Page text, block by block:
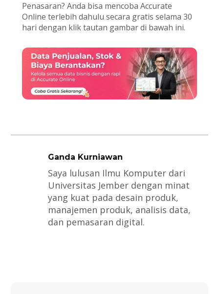
Penasaran? Anda bisa mencoba Accurate
Online terlebih dahulu secara gratis selama 30
hari dengan klik tautan gambar di bawah ini.
Ganda Kurniawan
Saya lulusan Ilmu Komputer dari
Universitas Jember dengan minat
yang kuat pada desain produk,
manajemen produk, analisis data,
dan pemasaran digital.